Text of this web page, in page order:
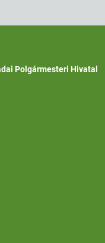
Polgármesteri Hivatal